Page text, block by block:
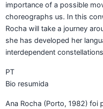
importance of a possible
choreographs us. In this
Rocha will take a journey
she has developed her
interdependent
PT
Bio resumida
Ana Rocha (Porto, 1982) foi